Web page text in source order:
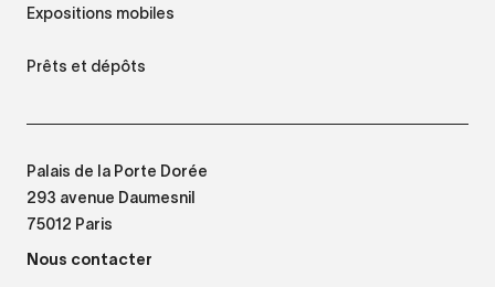
Expositions mobiles
Prêts et dépôts
Palais de la Porte Dorée
293 avenue Daumesnil
75012 Paris
Nous contacter